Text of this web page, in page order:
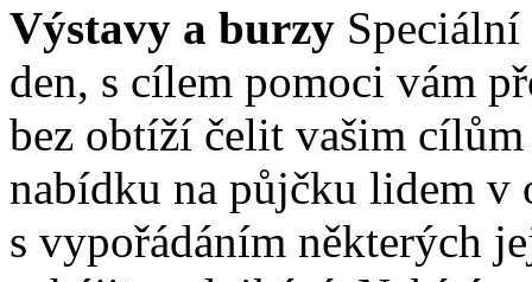
Výstavy a burzy
den, s cílem pomoci vám
bez obtíží čelit vašim
nabídku na půjčku lidem v
s vypořádáním některých